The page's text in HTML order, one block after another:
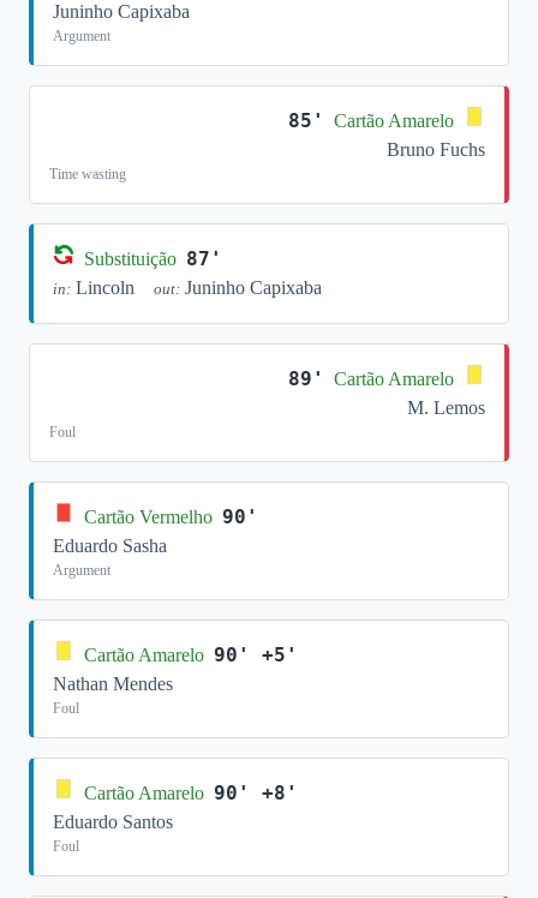
Juninho Capixaba
Argument
85'
Cartão Amarelo
Bruno Fuchs
Time wasting
Substituição 87'
in: Lincoln out: Juninho Capixaba
89'
Cartão Amarelo
M. Lemos
Foul
Cartão Vermelho 90'
Eduardo Sasha
Argument
Cartão Amarelo 90' +5'
Nathan Mendes
Foul
Cartão Amarelo 90' +8'
Eduardo Santos
Foul